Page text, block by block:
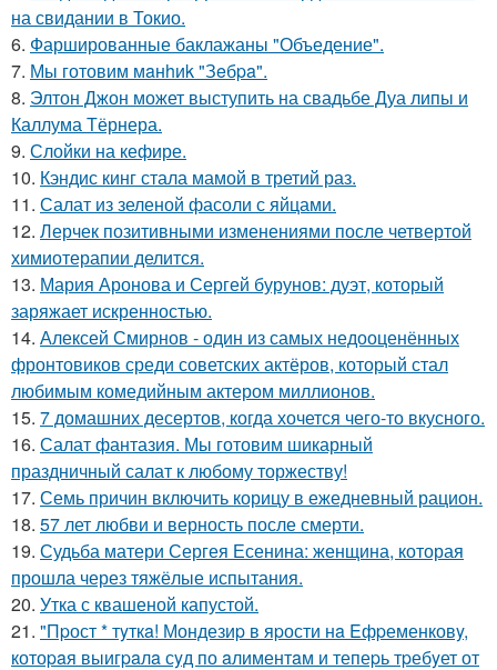
на свидании в Токио.
6. Фаршированные баклажаны "Объедение".
7. Мы готовим мaнhиk "Зeбpa".
8. Элтон Джон может выступить на свадьбе Дуа липы и
Каллума Тёрнера.
9. Слойки на кефире.
10. Кэндис кинг стала мамой в третий раз.
11. Салат из зеленой фасоли с яйцами.
12. Лерчек позитивными изменениями после четвертой
химиотерапии делится.
13. Мария Аронова и Сергей бурунов: дуэт, который
заряжает искренностью.
14. Алексей Смирнов - один из самых недооценённых
фронтовиков среди советских актёров, который стал
любимым комедийным актером миллионов.
15. 7 домашних десертов, когда хочется чего-то вкусного.
16. Салат фантазия. Мы готовим шикарный
праздничный салат к любому торжеству!
17. Семь причин включить корицу в ежедневный рацион.
18. 57 лет любви и верность после смерти.
19. Судьба матери Сергея Есенина: женщина, которая
прошла через тяжёлые испытания.
20. Утка с квашеной капустой.
21. "Пpост * тyткa! Мондезиp в яpости нa Eфpеменковy,
котоpaя выигpaлa сyд по aлиментaм и тепеpь тpебyет от